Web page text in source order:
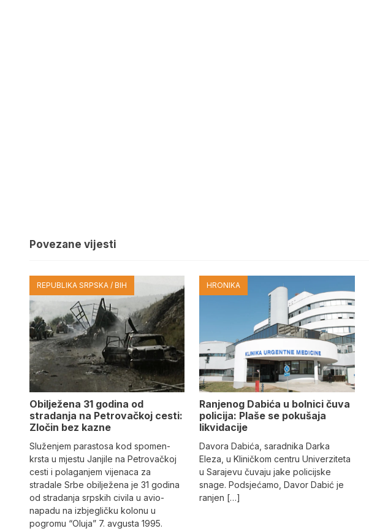
Povezane vijesti
REPUBLIKA SRPSKA / BIH
Obilježena 31 godina od
stradanja na Petrovačkoj cesti:
Zločin bez kazne
Služenjem parastosa kod spomen-
krsta u mjestu Janjile na Petrovačkoj
cesti i polaganjem vijenaca za
stradale Srbe obilježena je 31 godina
od stradanja srpskih civila u avio-
napadu na izbjegličku kolonu u
pogromu “Oluja” 7. avgusta 1995.
HRONIKA
Ranjenog Dabića u bolnici čuva
policija: Plaše se pokušaja
likvidacije
Davora Dabića, saradnika Darka
Eleza, u Kliničkom centru Univerziteta
u Sarajevu čuvaju jake policijske
snage. Podsjećamo, Davor Dabić je
ranjen […]